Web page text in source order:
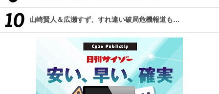
山崎賢人＆広瀬すず、すれ違い破局危機報道も…